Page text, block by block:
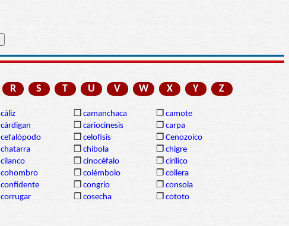
R S T U V W X Y Z
cáliz ❒ camanchaca ❒ camote
cárdigan ❒ cariocinesis ❒ carpa
cefalópodo ❒ celofisis ❒ Cenozoico
chatarra ❒ chibola ❒ chigre
cilanco ❒ cinocéfalo ❒ cirílico
cohombro ❒ colémbolo ❒ collera
confidente ❒ congrio ❒ consola
corrugar ❒ cosecha ❒ cototo